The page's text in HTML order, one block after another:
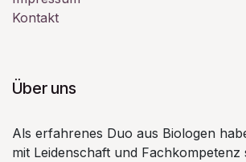
Kontakt
Über uns
Als erfahrenes Duo aus Biologen
mit Leidenschaft und Fachkompetenz